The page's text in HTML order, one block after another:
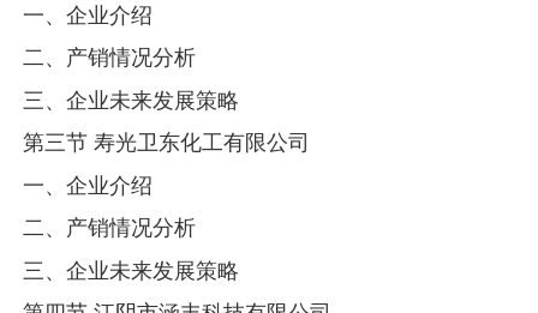
一、企业介绍
二、产销情况分析
三、企业未来发展策略
第三节 寿光卫东化工有限公司
一、企业介绍
二、产销情况分析
三、企业未来发展策略